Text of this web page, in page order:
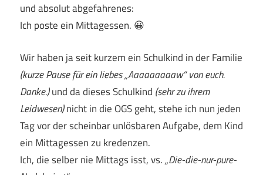
und absolut abgefahrenes:
Ich poste ein Mittagessen. 😀
Wir haben ja seit kurzem ein Schulkind in der Familie
(kurze Pause für ein liebes „Aaaaaaaaaw“ von euch.
Danke.)und da dieses Schulkind (sehr zu ihrem
Leidwesen)nicht in die OGS geht, stehe ich nun jeden
Tag vor der scheinbar unlösbaren Aufgabe, dem Kind
ein Mittagessen zu kredenzen.
Ich, die selber nie Mittags isst, vs.„Die-die-nur-pure-